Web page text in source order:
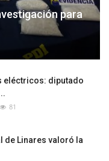
para
eléctricos: diputado
81
de Linares valoró la